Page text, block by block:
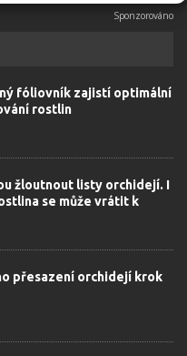
fóliovník zajistí optimální
rostlin
žloutnout listy orchidejí. I
se může vrátit k
přesazení orchidejí krok